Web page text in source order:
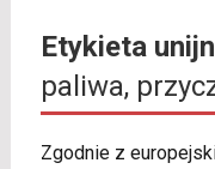
Etykieta
paliwa,
Zgodnie z